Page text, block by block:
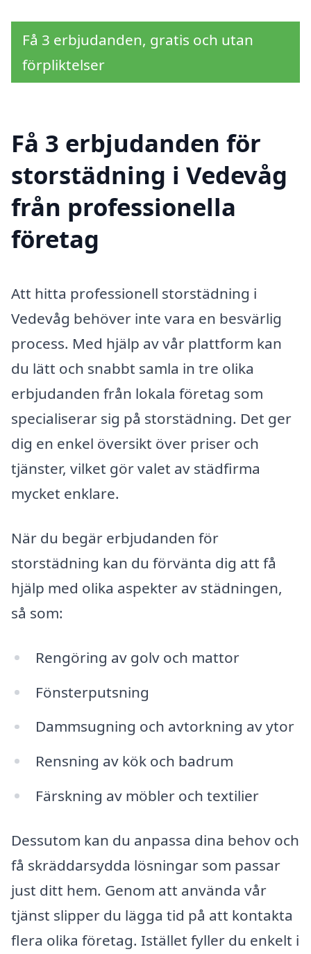
Få 3 erbjudanden, gratis och utan
förpliktelser
Få 3 erbjudanden för
storstädning i Vedevåg
från professionella
företag
Att hitta professionell storstädning i
Vedevåg behöver inte vara en besvärlig
process. Med hjälp av vår plattform kan
du lätt och snabbt samla in tre olika
erbjudanden från lokala företag som
specialiserar sig på storstädning. Det ger
dig en enkel översikt över priser och
tjänster, vilket gör valet av städfirma
mycket enklare.
När du begär erbjudanden för
storstädning kan du förvänta dig att få
hjälp med olika aspekter av städningen,
så som:
Rengöring av golv och mattor
Fönsterputsning
Dammsugning och avtorkning av ytor
Rensning av kök och badrum
Färskning av möbler och textilier
Dessutom kan du anpassa dina behov och
få skräddarsydda lösningar som passar
just ditt hem. Genom att använda vår
tjänst slipper du lägga tid på att kontakta
flera olika företag. Istället fyller du enkelt i